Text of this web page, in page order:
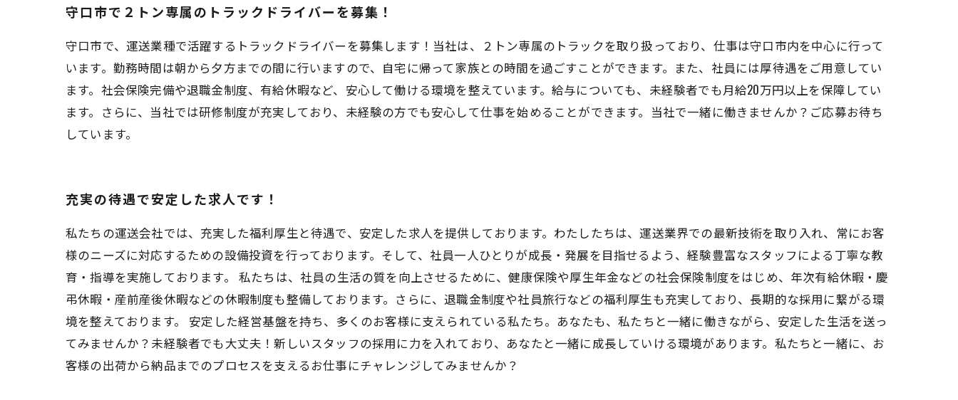
守口市で２トン専属のトラックドライバーを募集！
守口市で、運送業種で活躍するトラックドライバーを募集します！当社は、２トン専属のトラックを取り扱っており、仕事は守口市内を中心に行って
います。勤務時間は朝から夕方までの間に行いますので、自宅に帰って家族との時間を過ごすことができます。また、社員には厚待遇をご用意してい
ます。社会保険完備や退職金制度、有給休暇など、安心して働ける環境を整えています。給与についても、未経験者でも月給20万円以上を保障してい
ます。さらに、当社では研修制度が充実しており、未経験の方でも安心して仕事を始めることができます。当社で一緒に働きませんか？ご応募お待ち
しています。
充実の待遇で安定した求人です！
私たちの運送会社では、充実した福利厚生と待遇で、安定した求人を提供しております。わたしたちは、運送業界での最新技術を取り入れ、常にお客
様のニーズに対応するための設備投資を行っております。そして、社員一人ひとりが成長・発展を目指せるよう、経験豊富なスタッフによる丁寧な教
育・指導を実施しております。 私たちは、社員の生活の質を向上させるために、健康保険や厚生年金などの社会保険制度をはじめ、年次有給休暇・慶
弔休暇・産前産後休暇などの休暇制度も整備しております。さらに、退職金制度や社員旅行などの福利厚生も充実しており、長期的な採用に繋がる環
境を整えております。 安定した経営基盤を持ち、多くのお客様に支えられている私たち。あなたも、私たちと一緒に働きながら、安定した生活を送っ
てみませんか？未経験者でも大丈夫！新しいスタッフの採用に力を入れており、あなたと一緒に成長していける環境があります。私たちと一緒に、お
客様の出荷から納品までのプロセスを支えるお仕事にチャレンジしてみませんか？